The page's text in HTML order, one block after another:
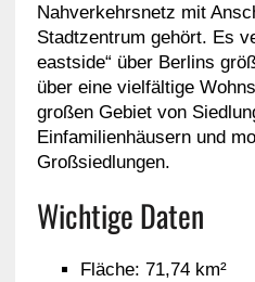
Nahverkehrsnetz mit
Stadtzentrum gehört. Es
eastside“ über Berlins
über eine vielfältige
großen Gebiet von
Einfamilienhäusern und
Großsiedlungen.
Wichtige Daten
Fläche: 71,74 km²